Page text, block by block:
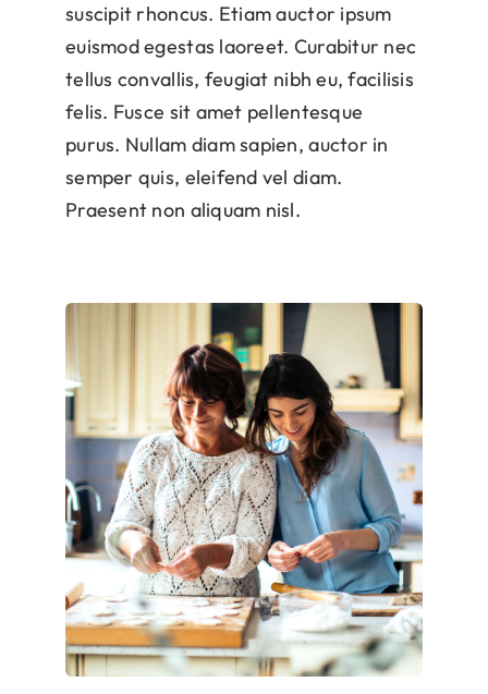
suscipit rhoncus. Etiam auctor ipsum
euismod egestas laoreet. Curabitur nec
tellus convallis, feugiat nibh eu, facilisis
felis. Fusce sit amet pellentesque
purus. Nullam diam sapien, auctor in
semper quis, eleifend vel diam.
Praesent non aliquam nisl.